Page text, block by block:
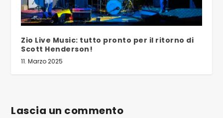
Zio Live Music: tutto pronto per il ritorno di
Scott Henderson!
11. Marzo 2025
Lascia un commento